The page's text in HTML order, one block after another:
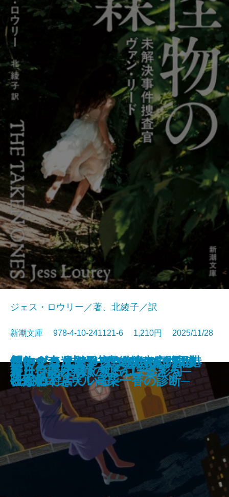
アルネの事件簿─Strange life─
離婚弁護士 松岡紬
僕の人生には事件が起きない
春画で見るお江戸風俗考
「おかえり」と言える、その日ま
で─山岳遭難捜索の現場から─
僕の女を探しているんだ
かれが最後に書いた本
食いしん坊発明家
サンセット・パーク
怪物の森─未解決事件捜査官ヴァ
ン・リード─
ジェス・ロウリー／著、北綾子／訳
新潮文庫 978-4-10-241121-6 1,210円 2025/11/28
終止符には早すぎる
コンビニ兄弟5─テンダネス門司港
こがね村店─
このクリニックはつぶれます！2
─医療コンサル高柴一香の診断─
新しい花が咲く─ぼんぼん彩句─
創作する遺伝子─僕の体の70％は
映画でできている─
ループ・オブ・ザ・コード
想いをつなぐメス─俺たちは神じ
ゃない3─
ガリンペイロ
ほおずき、きゅっ─みとや・お瑛
仕入帖─
好日日記─季節のように生きる─